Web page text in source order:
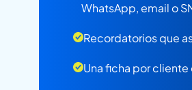
WhatsApp, email o
Recordatorios que
Una ficha por